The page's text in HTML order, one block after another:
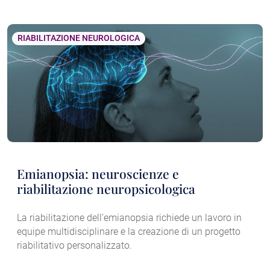
RIABILITAZIONE NEUROLOGICA
Emianopsia: neuroscienze e
riabilitazione neuropsicologica
La riabilitazione dell’emianopsia richiede un lavoro in
equipe multidisciplinare e la creazione di un progetto
riabilitativo personalizzato.